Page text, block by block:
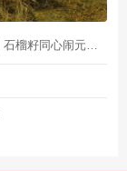
铸牢中华民族共同体意识 全方位打造模范自治区｜石榴籽同心闹元宵 民族融情暖街坊